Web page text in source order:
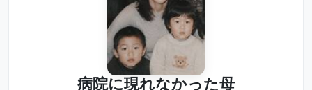
病院に現れなかった母